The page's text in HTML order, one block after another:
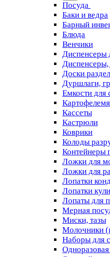
Посуда
Баки и ведра
Барный
Блюда
Венчики
Диспенсеры
Диспенсеры,
Доски
Дуршлаги,
Емкости для
Кассеты
Кастрюли
Коврики
Колоды
Контейнеры
Ложки для
Ложки для
Лопатки
Лопатки
Лопаты для
Мерная
Миски, тазы
Молочники
Наборы для